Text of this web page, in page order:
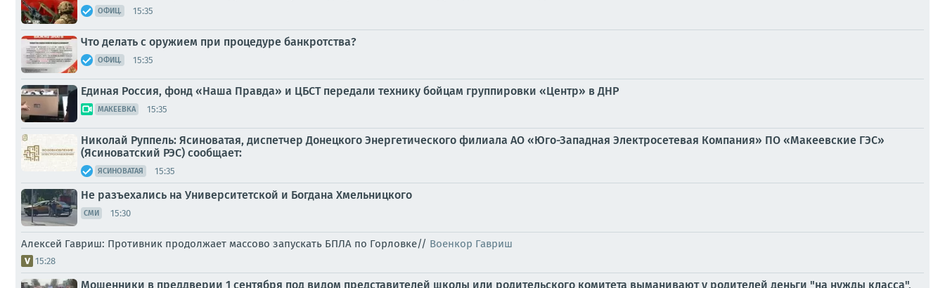
ОФИЦ. 15:35
Что делать с оружием при процедуре банкротства?
ОФИЦ. 15:35
Единая Россия, фонд «Наша Правда» и ЦБСТ передали технику бойцам группировки «Центр» в ДНР
МАКЕЕВКА 15:35
Николай Руппель: Ясиноватая, диспетчер Донецкого Энергетического филиала АО «Юго-Западная Электросетевая Компания» ПО «Макеевские ГЭС»
(Ясиноватский РЭС) сообщает:
ЯСИНОВАТАЯ 15:35
Не разъехались на Университетской и Богдана Хмельницкого
СМИ 15:30
Алексей Гавриш: Противник продолжает массово запускать БПЛА по Горловке// Военкор Гавриш
15:28
Мошенники в преддверии 1 сентября под видом представителей школы или родительского комитета выманивают у родителей деньги "на нужды класса",